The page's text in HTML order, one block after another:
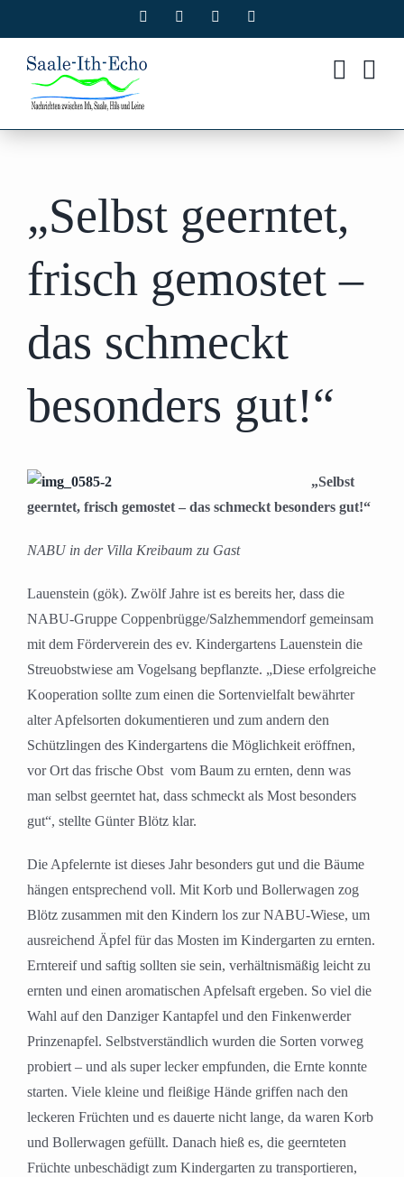
Inhalt
springen
Facebook Instagram
„Selbst geerntet,
frisch gemostet –
das schmeckt
besonders gut!“
„Selbst
geerntet, frisch gemostet – das schmeckt besonders gut!“
NABU in der Villa Kreibaum zu Gast
Lauenstein (gök). Zwölf Jahre ist es bereits her, dass die
NABU-Gruppe Coppenbrügge/Salzhemmendorf gemeinsam
mit dem Förderverein des ev. Kindergartens Lauenstein die
Streuobstwiese am Vogelsang bepflanzte. „Diese erfolgreiche
Kooperation sollte zum einen die Sortenvielfalt bewährter
alter Apfelsorten dokumentieren und zum andern den
Schützlingen des Kindergartens die Möglichkeit eröffnen,
vor Ort das frische Obst vom Baum zu ernten, denn was
man selbst geerntet hat, dass schmeckt als Most besonders
gut“, stellte Günter Blötz klar.
Die Apfelernte ist dieses Jahr besonders gut und die Bäume
hängen entsprechend voll. Mit Korb und Bollerwagen zog
Blötz zusammen mit den Kindern los zur NABU-Wiese, um
ausreichend Äpfel für das Mosten im Kindergarten zu ernten.
Erntereif und saftig sollten sie sein, verhältnismäßig leicht zu
ernten und einen aromatischen Apfelsaft ergeben. So viel die
Wahl auf den Danziger Kantapfel und den Finkenwerder
Prinzenapfel. Selbstverständlich wurden die Sorten vorweg
probiert – und als super lecker empfunden, die Ernte konnte
starten. Viele kleine und fleißige Hände griffen nach den
leckeren Früchten und es dauerte nicht lange, da waren Korb
und Bollerwagen gefüllt. Danach hieß es, die geernteten
Früchte unbeschädigt zum Kindergarten zu transportieren,